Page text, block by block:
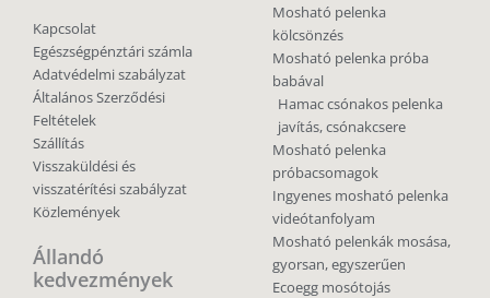
Kapcsolat
Egészségpénztári számla
Adatvédelmi szabályzat
Általános Szerződési
Feltételek
Szállítás
Visszaküldési és
visszatérítési szabályzat
Közlemények
Állandó
kedvezmények
Mosható pelenka
kölcsönzés
Mosható pelenka próba
babával
Hamac csónakos pelenka
javítás, csónakcsere
Mosható pelenka
próbacsomagok
Ingyenes mosható pelenka
videótanfolyam
Mosható pelenkák mosása,
gyorsan, egyszerűen
Ecoegg mosótojás